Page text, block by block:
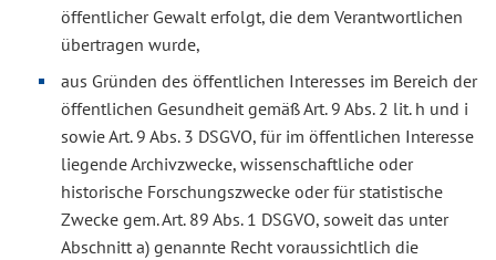
öffentlicher Gewalt erfolgt, die dem Verantwortlichen
übertragen wurde,
aus Gründen des öffentlichen Interesses im Bereich der
öffentlichen Gesundheit gemäß Art. 9 Abs. 2 lit. h und i
sowie Art. 9 Abs. 3 DSGVO, für im öffentlichen Interesse
liegende Archivzwecke, wissenschaftliche oder
historische Forschungszwecke oder für statistische
Zwecke gem. Art. 89 Abs. 1 DSGVO, soweit das unter
Abschnitt a) genannte Recht voraussichtlich die